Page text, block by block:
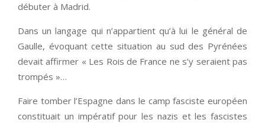
débuter à Madrid.
Dans un langage qui n’appartient qu’à lui le général de
Gaulle, évoquant cette situation au sud des Pyrénées
devait affirmer « Les Rois de France ne s’y seraient pas
trompés »…
Faire tomber l’Espagne dans le camp fasciste européen
constituait un impératif pour les nazis et les fascistes